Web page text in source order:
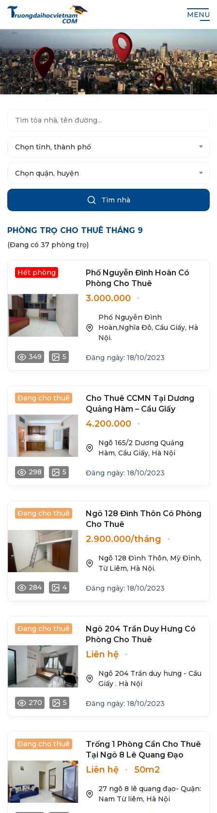
MENU
Chọn tỉnh, thành phố
Chọn quận, huyện
Tìm nhà
PHÒNG TRỌ CHO THUÊ THÁNG 9
(Đang có 37 phòng trọ)
Phố Nguyễn Đình Hoàn Có
Phòng Cho Thuê
3.000.000
Phố Nguyễn Đình
Hoàn,Nghĩa Đô, Cầu Giấy, Hà
Nội.
Đăng ngày: 18/10/2023
349 5
Hết phòng
Cho Thuê CCMN Tại Dương
Quảng Hàm – Cầu Giấy
4.200.000
Ngõ 165/2 Dương Quảng
Hàm, Cầu Giấy, Hà Nội
Đăng ngày: 18/10/2023
298 5
Đang cho thuê
Ngõ 128 Đình Thôn Có Phòng
Cho Thuê
2.900.000/tháng
Ngõ 128 Đình Thôn, Mỹ Đình,
Từ Liêm, Hà Nội.
Đăng ngày: 18/10/2023
284 4
Đang cho thuê
Ngõ 204 Trần Duy Hưng Có
Phòng Cho Thuê
Liên hệ
Ngõ 204 Trần duy hưng - Cầu
Giấy . Hà Nội
Đăng ngày: 18/10/2023
270 5
Đang cho thuê
Trống 1 Phòng Cần Cho Thuê
Tại Ngõ 8 Lê Quang Đạo
Liên hệ 50m2
27 ngõ 8 lê quang đạo- Quận:
Nam Từ liêm, Hà Nội
Đang cho thuê